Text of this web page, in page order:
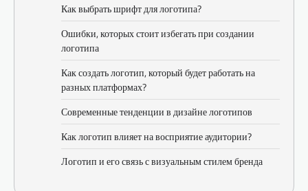
Как выбрать шрифт для логотипа?
Ошибки, которых стоит избегать при создании
логотипа
Как создать логотип, который будет работать на
разных платформах?
Современные тенденции в дизайне логотипов
Как логотип влияет на восприятие аудитории?
Логотип и его связь с визуальным стилем бренда